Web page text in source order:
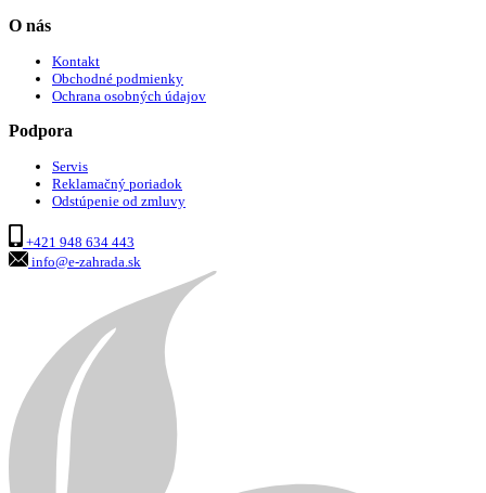
O nás
Kontakt
Obchodné podmienky
Ochrana osobných údajov
Podpora
Servis
Reklamačný poriadok
Odstúpenie od zmluvy
+421 948 634 443
info@e-zahrada.sk